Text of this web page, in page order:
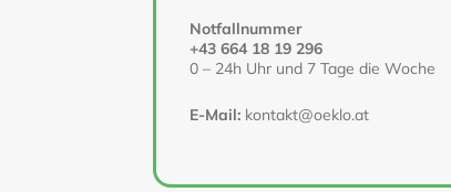
Notfallnummer
+43 664 18 19 296
0 – 24h Uhr und 7 Tage die Woche
E-Mail: kontakt@oeklo.at